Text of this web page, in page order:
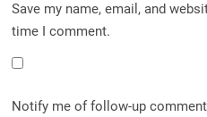
Save my name, email, and
time I comment.
Notify me of follow-up